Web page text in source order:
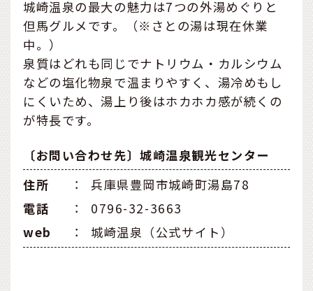
城崎温泉の最大の魅力は7つの外湯めぐりと
但馬グルメです。（※さとの湯は現在休業
中。）
泉質はどれも同じでナトリウム・カルシウム
などの塩化物泉で温まりやすく、湯冷めもし
にくいため、湯上り後はホカホカ感が続くの
が特長です。
〔お問い合わせ先〕城崎温泉観光センター
住所
：
兵庫県豊岡市城崎町湯島78
電話
：
0796-32-3663
web
： 城崎温泉（公式サイト）